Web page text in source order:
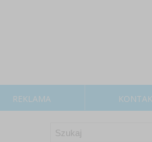
REKLAMA